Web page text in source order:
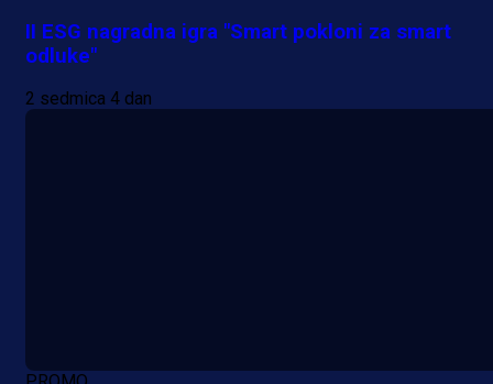
II ESG nagradna igra "Smart pokloni za smart
odluke"
2 sedmica 4 dan